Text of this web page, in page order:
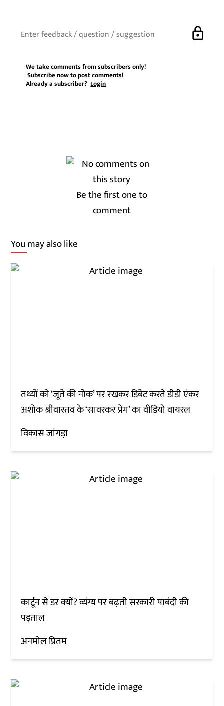
lock
We take comments from subscribers only!
Subscribe nowto post comments!
Already a subscriber?Login
Be the first one to
comment
You may also like
तथ्यों को ‘जूते की नोक’ पर रखकर डिबेट करते डीडी एंकर
अशोक श्रीवास्तव के ‘सावरकर प्रेम’ का वीडियो वायरल
विकास जांगड़ा
कार्टून से डर क्यों? व्यंग्य पर बढ़ती सरकारी पाबंदी की
पड़ताल
अनमोल प्रितम